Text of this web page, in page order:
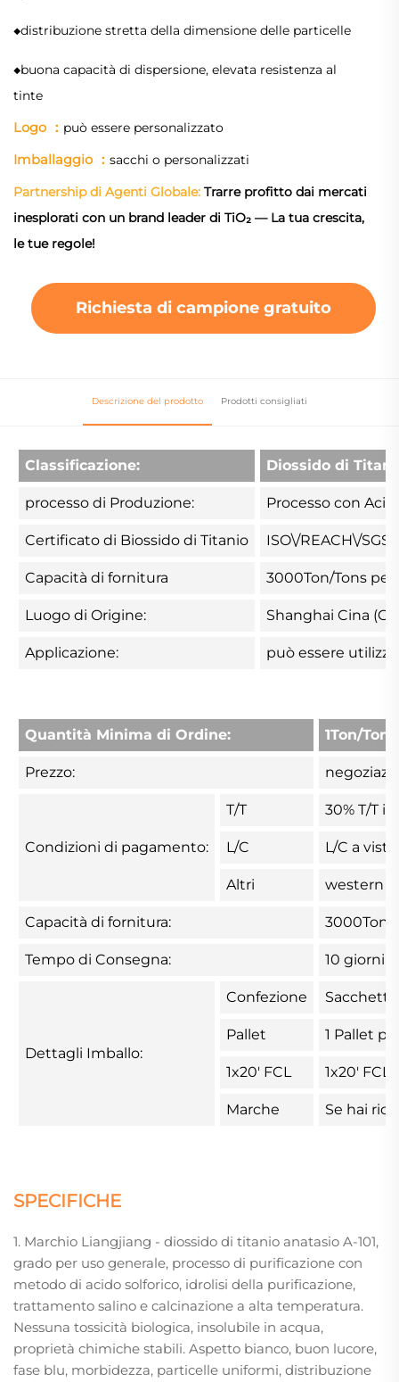
◆distribuzione stretta della dimensione delle particelle
◆buona capacità di dispersione, elevata resistenza al
tinte
Logo ： può essere personalizzato
Imballaggio ： sacchi o personalizzati
Partnership di Agenti Globale: Trarre profitto dai mercati
inesplorati con un brand leader di TiO₂ — La tua crescita,
le tue regole!
Richiesta di campione gratuito
Descrizione del prodotto Prodotti consigliati
Classificazione: Diossido di
processo di Produzione: Processo con
Certificato di Biossido di Titanio ISO\/REACH\/
Capacità di fornitura 3000Ton/Tons per
Luogo di Origine: Shanghai Cina
Applicazione: può essere
Quantità Minima di Ordine: 1Ton/
Prezzo:
Condizioni di pagamento:
T/T 30% T/T
L/C L/C a
Altri western
Capacità di fornitura: 3000Ton/
Tempo di Consegna: 10 giorni
Dettagli Imballo:
Confezione
Pallet 1 Pallet
1x20' FCL 1x20'
Marche Se hai
SPECIFICHE
1. Marchio Liangjiang - diossido di titanio anatasio A-101,
grado per uso generale, processo di purificazione con
metodo di acido solforico, idrolisi della purificazione,
trattamento salino e calcinazione a alta temperatura.
Nessuna tossicità biologica, insolubile in acqua,
proprietà chimiche stabili. Aspetto bianco, buon lucore,
fase blu, morbidezza, particelle uniformi, distribuzione